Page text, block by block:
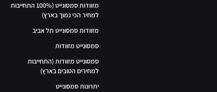
מזוודות סמסונייט (100% התחייבות
למחיר הכי נמוך בארץ)
מזוודות סמסונייט תל אביב
סמסונייט מזוודות
סמסונייט מזוודות (התחייבות
למחירים הטובים בארץ)
יתרונות סמסונייט